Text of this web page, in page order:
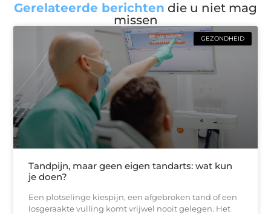
Gerelateerde berichten die u niet mag
missen
GEZONDHEID
Tandpijn, maar geen eigen tandarts: wat kun
je doen?
Een plotselinge kiespijn, een afgebroken tand of een
losgeraakte vulling komt vrijwel nooit gelegen. Het